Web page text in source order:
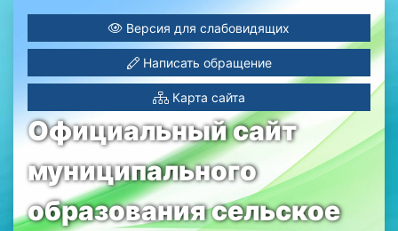
Официальный сайт
муниципального
образования сельское
Версия для слабовидящих
Написать обращение
Карта сайта